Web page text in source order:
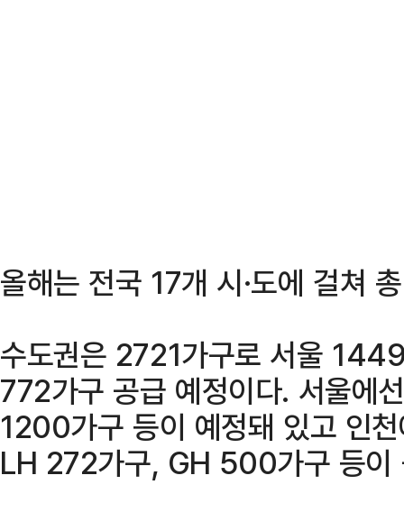
올해는 전국 17개 시·도에 걸쳐
수도권은 2721가구로 서울
772가구 공급 예정이다. 서울에
1200가구 등이 예정돼 있고 인
LH 272가구, GH 500가구 등이